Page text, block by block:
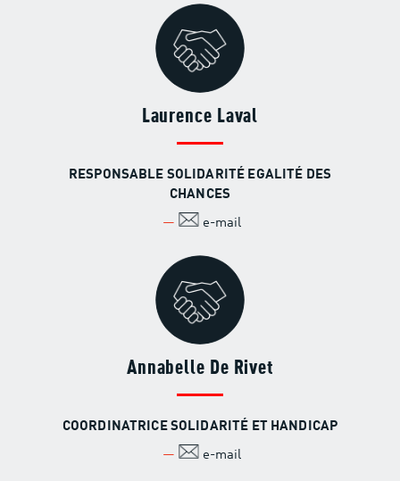
Laurence Laval
RESPONSABLE SOLIDARITÉ EGALITÉ DES
CHANCES
e-mail
Annabelle De Rivet
COORDINATRICE SOLIDARITÉ ET HANDICAP
e-mail